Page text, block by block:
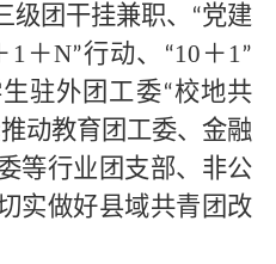
团干挂兼职、
“党建
1＋N”行动、 “10＋1”
驻外团工委“校地共
动教育团工委、金融
等行业团支部、非公
实做好县域共青团改